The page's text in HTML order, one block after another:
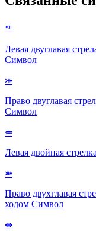
⬵
Левая двуглавая
Символ
⤗
Право двуглавая
Символ
⤂
Левая двойная
⤘
Право двухглавая
ходом Символ
⇼